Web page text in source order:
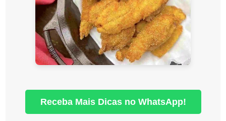
Receba Mais Dicas no WhatsApp!